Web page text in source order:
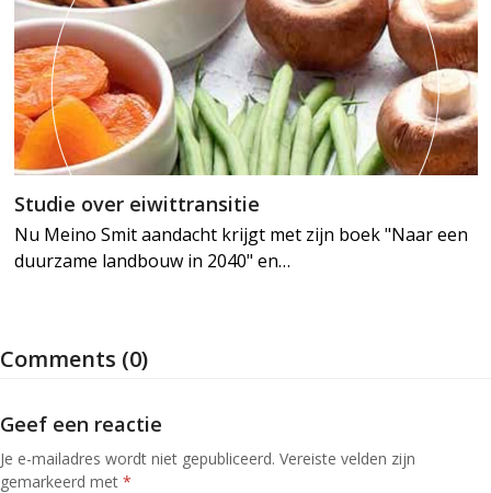
Studie over eiwittransitie
Nu Meino Smit aandacht krijgt met zijn boek "Naar een
duurzame landbouw in 2040" en…
Comments (0)
Geef een reactie
Je e-mailadres wordt niet gepubliceerd. Vereiste velden zijn
gemarkeerd met *